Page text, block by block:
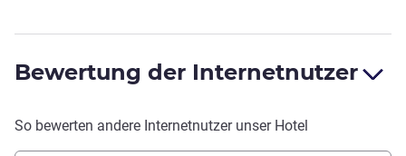
Bewertung der Internetnutzer
So bewerten andere Internetnutzer unser Hotel